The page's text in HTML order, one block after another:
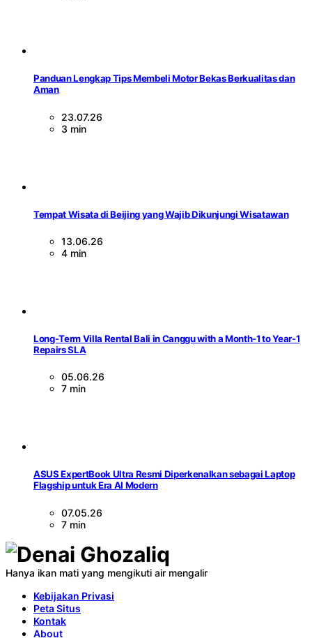
Panduan Lengkap Tips Membeli Motor Bekas Berkualitas dan
Aman
23.07.26
3 min
Tempat Wisata di Beijing yang Wajib Dikunjungi Wisatawan
13.06.26
4 min
Long-Term Villa Rental Bali in Canggu with a Month-1 to Year-1
Repairs SLA
05.06.26
7 min
ASUS ExpertBook Ultra Resmi Diperkenalkan sebagai Laptop
Flagship untuk Era AI Modern
07.05.26
7 min
Hanya ikan mati yang mengikuti air mengalir
Kebijakan Privasi
Peta Situs
Kontak
About